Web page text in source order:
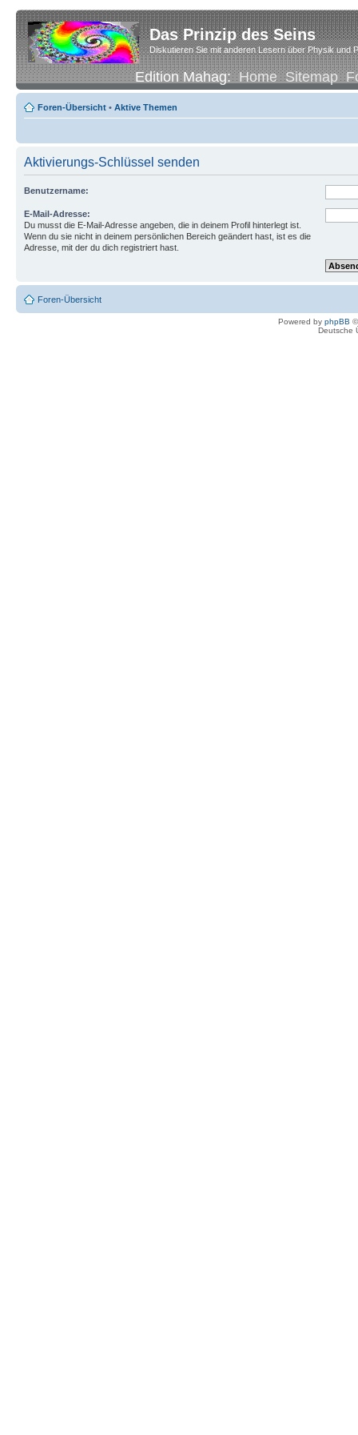
Das Prinzip des Seins
Diskutieren Sie mit anderen Lesern über Physik und
Edition Mahag:Home Sitemap
Foren-Übersicht • Aktive Themen
Aktivierungs-Schlüssel senden
Benutzername:
E-Mail-Adresse:
Du musst die E-Mail-Adresse angeben, die in deinem Profil hinterlegt ist.
Wenn du sie nicht in deinem persönlichen Bereich geändert hast, ist es die
Adresse, mit der du dich registriert hast.
Foren-Übersicht
Powered by phpBB
Deutsche